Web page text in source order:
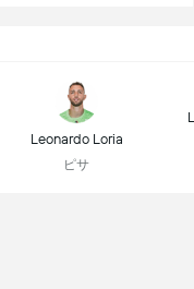
Leonardo Loria
ピサ